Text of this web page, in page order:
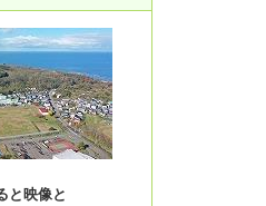
と映像と